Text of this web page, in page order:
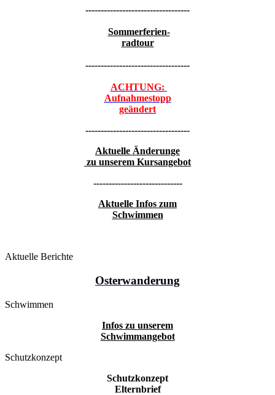
----------------------------------
Sommerferien-
radtour
----------------------------------
ACHTUNG:
Aufnahmestopp
geändert
----------------------------------
Aktuelle Änderunge
zu unserem Kursangebot
-----------------------------
Aktuelle Infos zum
Schwimmen
Aktuelle Berichte
Osterwanderung
Schwimmen
Infos zu unserem
Schwimmangebot
Schutzkonzept
Schutzkonzept
Elternbrief